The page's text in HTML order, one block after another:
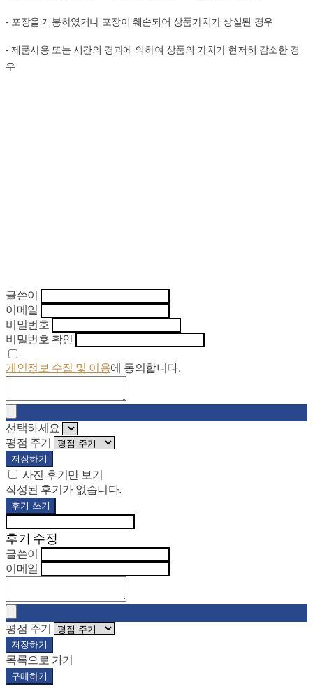
- 포장을 개봉하였거나 포장이 훼손되어 상품가치가 상실된 경우
- 제품사용 또는 시간의 경과에 의하여 상품의 가치가 현저히 감소한 경
우
글쓴이
이메일
비밀번호
비밀번호 확인
개인정보 수집 및 이용에 동의합니다.
선택하세요
평점 주기
저장하기
사진 후기만 보기
작성된 후기가 없습니다.
후기 쓰기
후기 수정
글쓴이
이메일
평점 주기
저장하기
목록으로 가기
구매하기